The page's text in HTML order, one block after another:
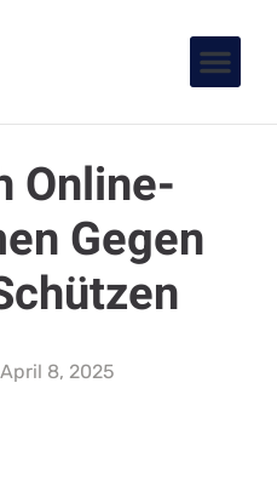
Online-
Gegen
April 8, 2025